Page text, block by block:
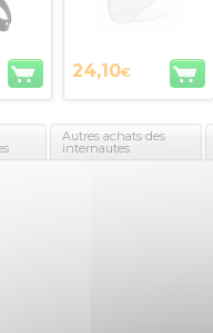
24,10€
Autres achats des
internautes